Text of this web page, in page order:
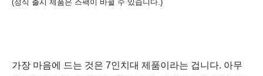
(정식 출시 제품은 스팩이 바뀔 수 있습니다.)
가장 마음에 드는 것은 7인치대 제품이라는 겁니다. 아무